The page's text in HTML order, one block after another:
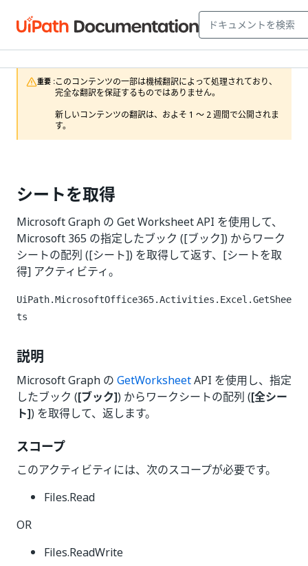
重要 :このコンテンツの一部は機械翻訳によって処理されており、
完全な翻訳を保証するものではありません。
新しいコンテンツの翻訳は、およそ 1 ～ 2 週間で公開されま
す。
シートを取得
Microsoft Graph の Get Worksheet API を使用して、
Microsoft 365 の指定したブック ([ブック]) からワーク
シートの配列 ([シート]) を取得して返す、[シートを取
得] アクティビティ。
UiPath.MicrosoftOffice365.Activities.Excel.GetShee
ts
説明
Microsoft Graph の GetWorksheetAPI を使用し、指定
したブック ([ブック]) からワークシートの配列 ([全シー
ト]) を取得して、返します。
スコープ
このアクティビティには、次のスコープが必要です。
Files.Read
OR
Files.ReadWrite